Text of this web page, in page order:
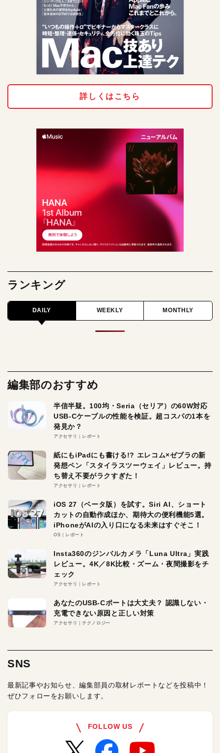
詳しくはこちら
ランキング
DAILY WEEKLY MONTHLY
編集部のおすすめ
半信半疑。100均・Seria（セリア）の60W対応
USB-Cケーブルの性能を検証。超コスパの1本を
発見か？
アクセサリ レポート
紙にもiPadにも書ける!? エレコム×ゼブラの新
発想ペン「スタイラスツーウェイ」レビュー。持
ち替え不要がラクすぎた！
アクセサリ レポート
iOS 27（ベータ版）を試す。Siri AI、ショート
カットの自動作成ほか、期待大の便利機能5選。
iPhoneがAIの入り口になる未来はすぐそこ！
OS レポート
Insta360のジンバルカメラ「Luna Ultra」実践
レビュー。4K／8K比較・ズーム・夜間撮影をチ
ェック
アクセサリ レポート
あなたのUSB-Cポートは大丈夫？ 認識しない・
充電できない原因と正しい対策
アクセサリ テクノロジー
SNS
最新記事やお知らせ、編集部員の取材レポートなどを投稿中！
ぜひフォローをお願いします。
FOLLOW US